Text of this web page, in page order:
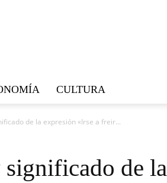
CULTURA
de la expresión «Irse a freir...
significado de la